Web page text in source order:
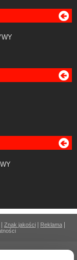
| Znak jakości | Reklama |